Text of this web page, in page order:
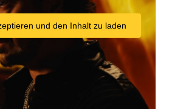
und den Inhalt zu laden